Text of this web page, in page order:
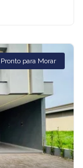
Pronto para Morar